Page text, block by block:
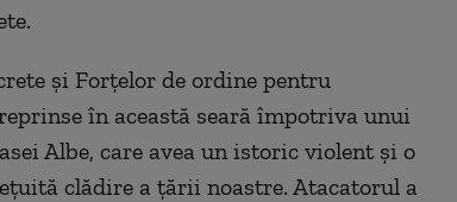
şi Forţelor de ordine pentru
în această seară împotriva unui
Albe, care avea un istoric violent şi o
clădire a ţării noastre. Atacatorul a